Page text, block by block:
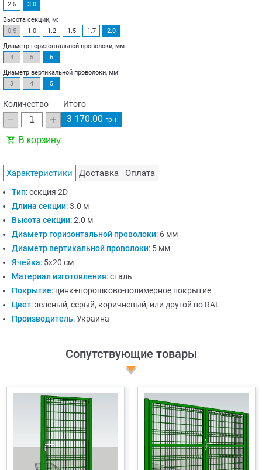
2.5
3.0
Высота секции, м:
0.5
1.0 1.2 1.5 1.7
2.0
Диаметр горизонтальной проволоки, мм:
4
5
6
Диаметр вертикальной проволоки, мм:
3
4 5
Количество Итого
3 170.00 грн
В корзину
Характеристики Доставка Оплата
Тип:секция 2D
Длина секции:3.0 м
Высота секции:2.0 м
Диаметр горизонтальной проволоки: 6 мм
Диаметр вертикальной проволоки: 5 мм
Ячейка: 5х20 см
Материал изготовления:сталь
Покрытие: цинк+порошково-полимерное покрытие
Цвет:зеленый, серый, коричневый, или другой по RAL
Производитель:Украина
Сопутствующие товары